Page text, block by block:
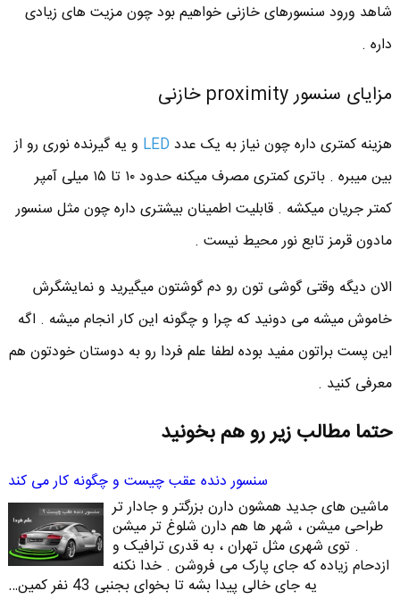
شاهد ورود سنسورهای خازنی خواهیم بود چون مزیت های زیادی
داره .
مزایای سنسور proximity خازنی
هزینه کمتری داره چون نیاز به یک عددLED و یه گیرنده نوری رو از
بین میبره . باتری کمتری مصرف میکنه حدود ۱۰ تا ۱۵ میلی آمپر
کمتر جریان میکشه . قابلیت اطمینان بیشتری داره چون مثل سنسور
مادون قرمز تابع نور محیط نیست .
الان دیگه وقتی گوشی تون رو دم گوشتون میگیرید و نمایشگرش
خاموش میشه می دونید که چرا و چگونه این کار انجام میشه . اگه
این پست براتون مفید بوده لطفا علم فردا رو به دوستان خودتون هم
معرفی کنید .
حتما مطالب زیر رو هم بخونید
سنسور دنده عقب چیست و چگونه کار می کند
ماشین های جدید همشون دارن بزرگتر و جادار تر
طراحی میشن ، شهر ها هم دارن شلوغ تر میشن
. توی شهری مثل تهران ، به قدری ترافیک و
ازدحام زیاده که جای پارک می فروشن . خدا نکنه
یه جای خالی پیدا بشه تا بخوای بجنبی 43 نفر کمین…